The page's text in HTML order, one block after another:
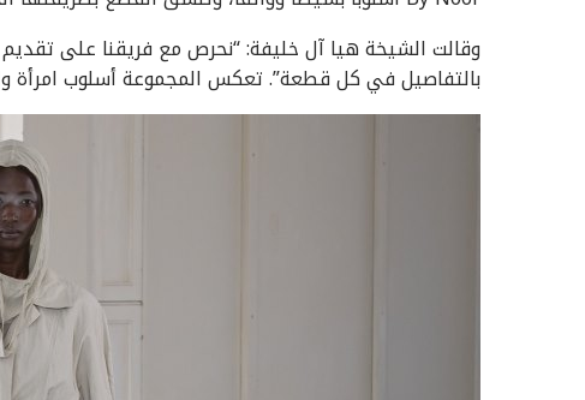
وقالت الشيخة هيا آل خليفة: “نحرص مع فريقنا على
بالتفاصيل في كل قطعة”. تعكس المجموعة أسلوب امرأة